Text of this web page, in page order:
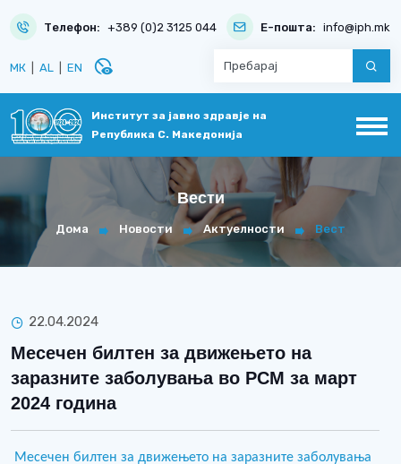
Телефон: +389 (0)2 3125 044 Е-пошта: info@iph.mk
МК AL EN disabled_visible
Институт за јавно здравје на
Република С. Македонија
Вести
Дома Новости Актуелности Вест
22.04.2024
Месечен билтен за движењето на
заразните заболувања во РСМ за март
2024 година
Месечен билтен за движењето на заразните заболувања